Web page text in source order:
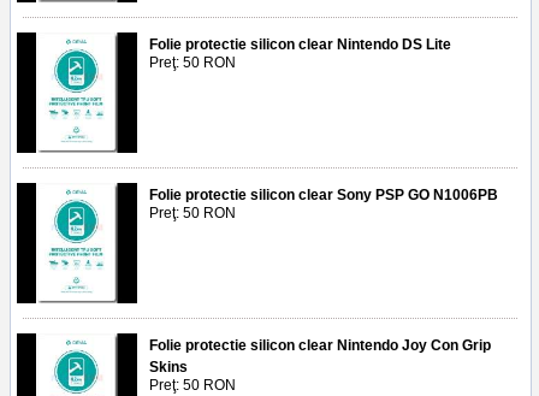
Folie protectie silicon clear Nintendo DS Lite
Preţ: 50 RON
Folie protectie silicon clear Sony PSP GO N1006PB
Preţ: 50 RON
Folie protectie silicon clear Nintendo Joy Con Grip
Skins
Preţ: 50 RON